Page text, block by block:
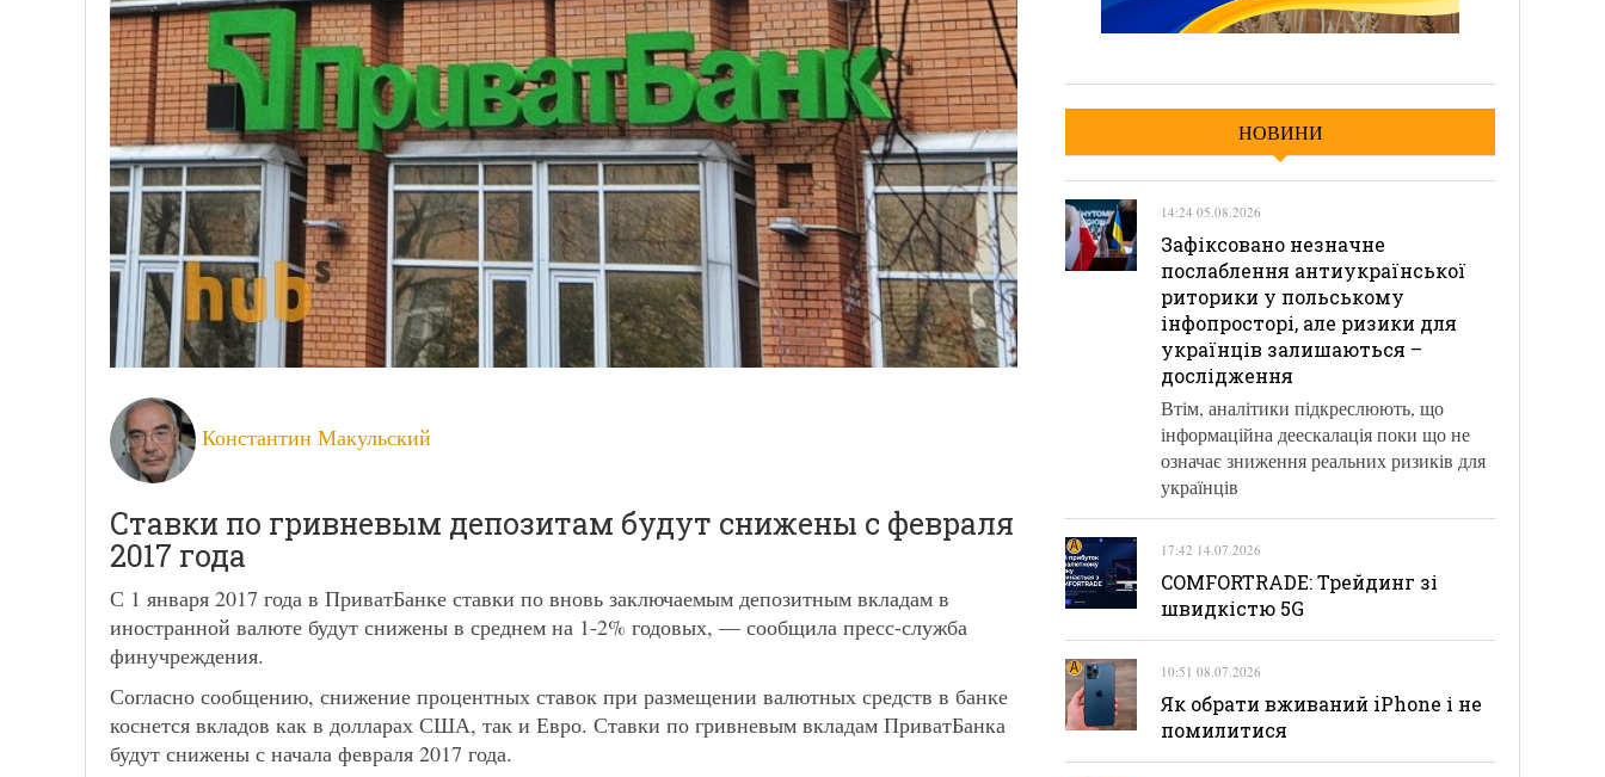
Константин Макульский
Ставки по гривневым депозитам будут снижены с февраля
2017 года
С 1 января 2017 года в ПриватБанке ставки по вновь заключаемым депозитным вкладам в
иностранной валюте будут снижены в среднем на 1-2% годовых, — сообщила пресс-служба
финучреждения.
Согласно сообщению, снижение процентных ставок при размещении валютных средств в банке
коснется вкладов как в долларах США, так и Евро. Ставки по гривневым вкладам ПриватБанка
будут снижены с начала февраля 2017 года.
НОВИНИ
14:24 05.08.2026
Зафіксовано незначне
послаблення антиукраїнської
риторики у польському
інфопросторі, але ризики для
українців залишаються –
дослідження
Втім, аналітики підкреслюють, що
інформаційна деескалація поки що не
означає зниження реальних ризиків для
українців
17:42 14.07.2026
COMFORTRADE: Трейдинг зі
швидкістю 5G
10:51 08.07.2026
Як обрати вживаний iPhone і не
помилитися